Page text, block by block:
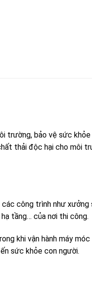
trường, bảo vệ sức
thải độc hại cho môi
công trình như xưởng
tầng… của nơi thi công.
khi vận hành máy
sức khỏe con người.